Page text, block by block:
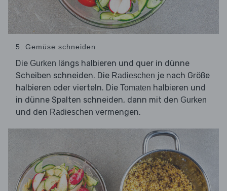
5. Gemüse schneiden
Die Gurken längs halbieren und quer in dünne
Scheiben schneiden. Die Radieschen je nach Größe
halbieren oder vierteln. Die Tomaten halbieren und
in dünne Spalten schneiden, dann mit den Gurken
und den Radieschen vermengen.